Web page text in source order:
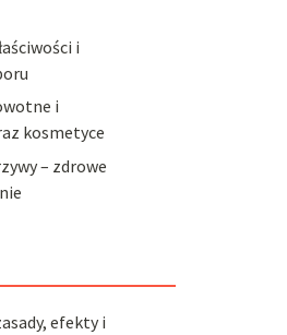
i
i
kosmetyce
– zdrowe
efekty i